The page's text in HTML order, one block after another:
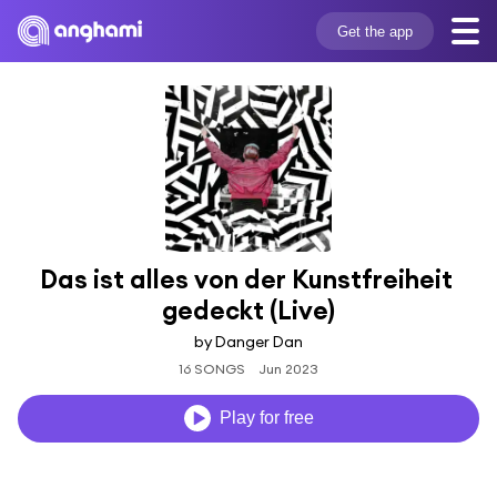
Get the app
Das ist alles von der Kunstfreiheit
gedeckt (Live)
by Danger Dan
16 SONGS Jun 2023
Play for free